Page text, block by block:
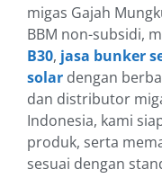
migas Gajah
BBM non-subsidi,
B30, jasa bunker
solar dengan
dan distributor
Indonesia, kami
produk, serta
sesuai dengan